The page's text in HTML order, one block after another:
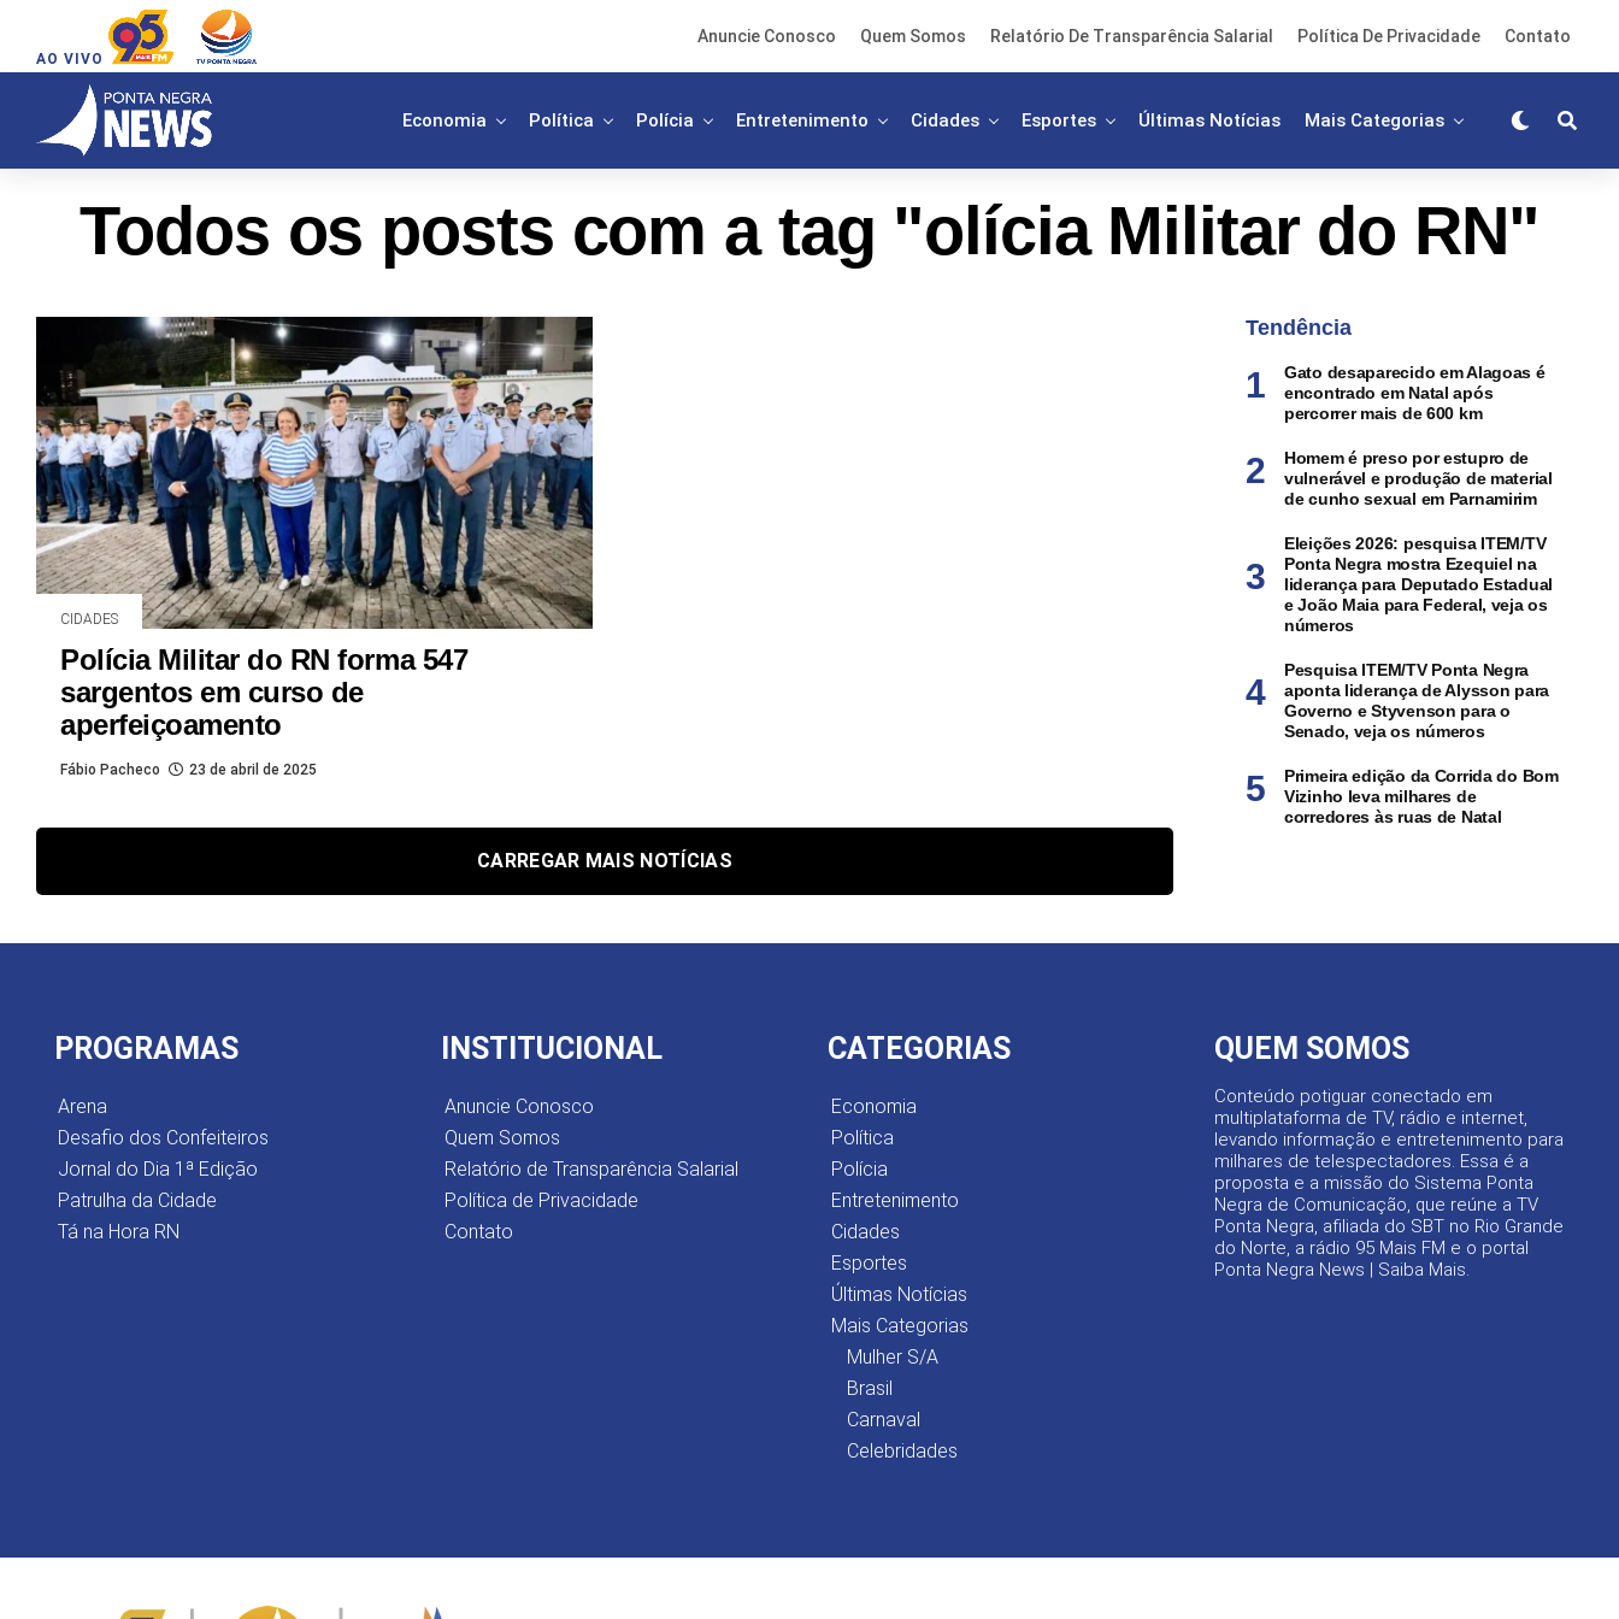
AO VIVO
Anuncie Conosco Quem Somos Relatório De Transparência Salarial Política De Privacidade Contato
Economia Política Polícia Entretenimento Cidades Esportes Últimas Notícias Mais Categorias
Todos os posts com a tag "olícia Militar do RN"
CIDADES
Polícia Militar do RN forma 547
sargentos em curso de
aperfeiçoamento
Fábio Pacheco 23 de abril de 2025
CARREGAR MAIS NOTÍCIAS
Tendência
Gato desaparecido em Alagoas é
encontrado em Natal após
percorrer mais de 600 km
Homem é preso por estupro de
vulnerável e produção de material
de cunho sexual em Parnamirim
Eleições 2026: pesquisa ITEM/TV
Ponta Negra mostra Ezequiel na
liderança para Deputado Estadual
e João Maia para Federal, veja os
números
Pesquisa ITEM/TV Ponta Negra
aponta liderança de Alysson para
Governo e Styvenson para o
Senado, veja os números
Primeira edição da Corrida do Bom
Vizinho leva milhares de
corredores às ruas de Natal
PROGRAMAS
Arena
Desafio dos Confeiteiros
Jornal do Dia 1ª Edição
Patrulha da Cidade
Tá na Hora RN
INSTITUCIONAL
Anuncie Conosco
Quem Somos
Relatório de Transparência Salarial
Política de Privacidade
Contato
CATEGORIAS
Economia
Política
Polícia
Entretenimento
Cidades
Esportes
Últimas Notícias
Mais Categorias
Mulher S/A
Brasil
Carnaval
Celebridades
QUEM SOMOS
Conteúdo potiguar conectado em
multiplataforma de TV, rádio e internet,
levando informação e entretenimento para
milhares de telespectadores. Essa é a
proposta e a missão do Sistema Ponta
Negra de Comunicação, que reúne a TV
Ponta Negra, afiliada do SBT no Rio Grande
do Norte, a rádio 95 Mais FM e o portal
Ponta Negra News | Saiba Mais.